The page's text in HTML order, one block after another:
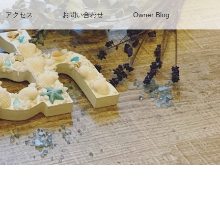
アクセス お問い合わせ Owner Blog